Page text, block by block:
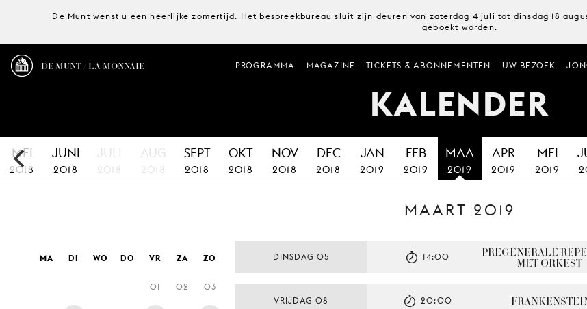
De Munt wenst u een heerlijke zomertijd. Het bespreekbureau sluit zijn deuren van zaterdag 4 juli tot dinsdag 18
geboekt worden.
DE MUNT / LA MONNAIE PROGRAMMA MAGAZINE TICKETS & ABONNEMENTEN UW BEZOEK
KALENDER
MEI
2018
JUNI
2018
JULI
2018
AUG
2018
SEPT
2018
OKT
2018
NOV
2018
DEC
2018
JAN
2019
FEB
2019
MAA
2019
APR
2019
MEI
2019
MAART 2019
MA DI WO DO VR ZA ZO
01 02 03
DINSDAG 05 PREGENERALE
MET ORKEST
14:00
VRIJDAG 08 20:00